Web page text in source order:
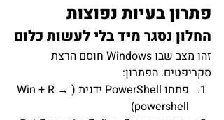
פתרון בעיות נפוצות
החלון נסגר מיד בלי לעשות כלום
זהו מצב שבו Windows חוסם הרצת
סקריפטים. הפתרון:
פתחו PowerShell ידנית (Win + R →
powershell)